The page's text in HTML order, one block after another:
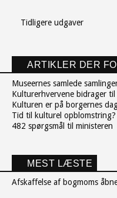
Tidligere udgaver
ARTIKLER DER
Museernes samlede
Kulturerhvervene bidrager
Kulturen er på borgernes
Tid til kulturel opblomstring?
482 spørgsmål til ministeren
MEST LÆSTE
Afskaffelse af bogmoms